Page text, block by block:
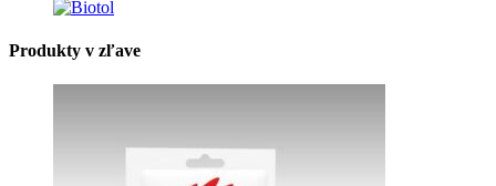
Produkty v zľave